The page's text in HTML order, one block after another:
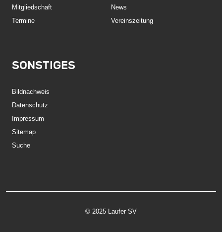
Mitgliedschaft
News
Termine
Vereinszeitung
SONSTIGES
Bildnachweis
Datenschutz
Impressum
Sitemap
Suche
© 2025 Laufer SV